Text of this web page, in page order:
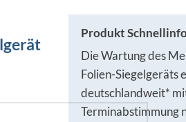
Produkt
Die Wartung des
Folien-Siegelgeräts
deutschlandweit*
Terminabstimmung